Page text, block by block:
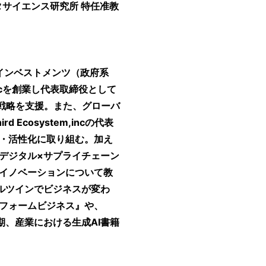
イエンス研究所 特任准教
ベストメンツ（政府系
創業し代表取締役として
略を支援。また、グローバ
Ecosystem,incの代表
活性化に取り組む。加え
ジタル×サプライチェーン
ノベーションについて教
ツインでビジネスが変わ
ームビジネス』や、
産業における生成AI書籍